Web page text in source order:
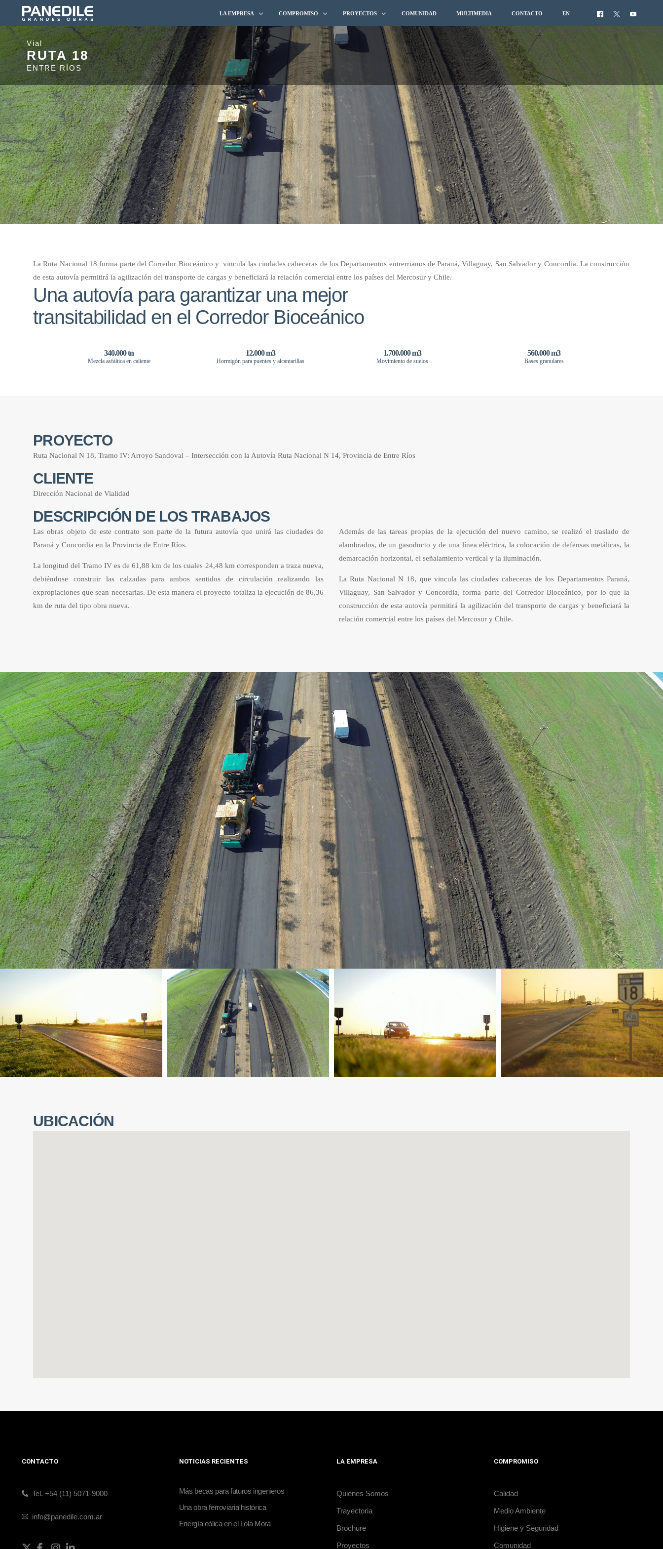
LA EMPRESA
QUIÉNES SOMOS
TRAYECTORIA
BROCHURE 2025
INTEGRIDAD
EQUIDAD
EQUIPOS Y LOGÍSTICA
COMPROMISO
CALIDAD
MEDIO AMBIENTE
SEGURIDAD & SALUD
PROYECTOS
HIDROELÉCTRICOS E HIDRÁULICOS
SANEAMIENTO Y AGUA POTABLE
FERROVIARIAS
MINERÍA Y OIL & GAS
OBRAS PORTUARIAS Y OTROS PROYECTOS
COMUNIDAD MULTIMEDIA CONTACTO EN
Vial
RUTA 18
ENTRE RÍOS
La Ruta Nacional 18 forma parte del Corredor Bioceánico y vincula las ciudades cabeceras de los Departamentos entrerrianos de Paraná, Villaguay, San Salvador y Concordia. La construcción
de esta autovía permitirá la agilización del transporte de cargas y beneficiará la relación comercial entre los países del Mercosur y Chile.
Una autovía para garantizar una mejor
transitabilidad en el Corredor Bioceánico
340.000 tn
Mezcla asfáltica en caliente
12.000 m3
Hormigón para puentes y alcantarillas
1.700.000 m3
Movimiento de suelos
560.000 m3
Bases granulares
PROYECTO
Ruta Nacional N 18, Tramo IV: Arroyo Sandoval – Intersección con la Autovía Ruta Nacional N 14, Provincia de Entre Ríos
CLIENTE
Dirección Nacional de Vialidad
DESCRIPCIÓN DE LOS TRABAJOS
Las obras objeto de este contrato son parte de la futura autovía que unirá las ciudades de
Paraná y Concordia en la Provincia de Entre Ríos.
La longitud del Tramo IV es de 61,88 km de los cuales 24,48 km corresponden a traza nueva,
debiéndose construir las calzadas para ambos sentidos de circulación realizando las
expropiaciones que sean necesarias. De esta manera el proyecto totaliza la ejecución de 86,36
km de ruta del tipo obra nueva.
Además de las tareas propias de la ejecución del nuevo camino, se realizó el traslado de
alambrados, de un gasoducto y de una línea eléctrica, la colocación de defensas metálicas, la
demarcación horizontal, el señalamiento vertical y la iluminación.
La Ruta Nacional N 18, que vincula las ciudades cabeceras de los Departamentos Paraná,
Villaguay, San Salvador y Concordia, forma parte del Corredor Bioceánico, por lo que la
construcción de esta autovía permitirá la agilización del transporte de cargas y beneficiará la
relación comercial entre los países del Mercosur y Chile.
UBICACIÓN
CONTACTO
Tel. +54 (11) 5071-9000
info@panedile.com.ar
NOTICIAS RECIENTES
Más becas para futuros ingenieros
Una obra ferroviaria histórica
Energía eólica en el Lola Mora
LA EMPRESA
Quienes Somos
Trayectoria
Brochure
Proyectos
COMPROMISO
Calidad
Medio Ambiente
Higiene y Seguridad
Comunidad